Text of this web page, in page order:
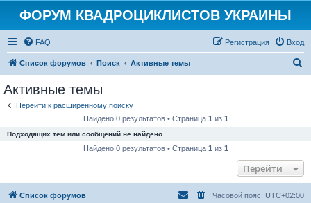
ФОРУМ КВАДРОЦИКЛИСТОВ УКРАИНЫ
FAQ Вход
Регистрация
Список форумов Поиск Активные темы
Активные темы
Перейти к расширенному поиску
Найдено 0 результатов • Страница 1 из 1
Подходящих тем или сообщений не найдено.
Найдено 0 результатов • Страница 1 из 1
Перейти
Список форумов Часовой пояс: UTC+02:00